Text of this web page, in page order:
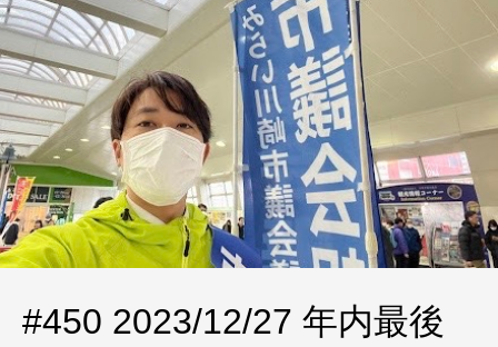
#450 2023/12/27 年内最後